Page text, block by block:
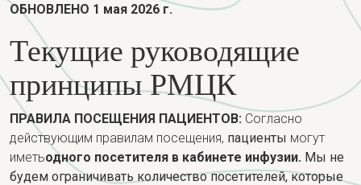
ОБНОВЛЕНО 1 мая 2026 г.
Текущие руководящие
принципы РМЦК
ПРАВИЛА ПОСЕЩЕНИЯ ПАЦИЕНТОВ: Согласно
действующим правилам посещения, пациенты могут
иметьодного посетителя в кабинете инфузии. Мы не
будем ограничивать количество посетителей, которые